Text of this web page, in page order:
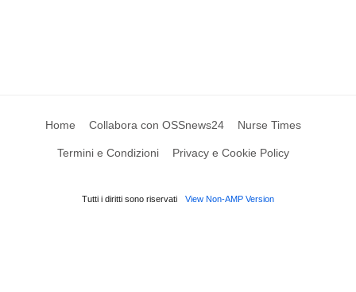
Home Collabora con OSSnews24 Nurse Times
Termini e Condizioni Privacy e Cookie Policy
Tutti i diritti sono riservati View Non-AMP Version